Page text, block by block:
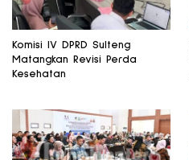
Komisi IV DPRD Sulteng
Matangkan Revisi Perda
Kesehatan